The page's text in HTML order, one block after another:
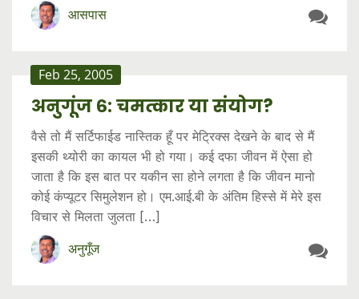
आसपास
Feb 25, 2005
अनुगूंज ६: चमत्कार या संयोग?
वैसे तो मैं सर्टिफाईड नास्तिक हूँ पर मेट्रिक्स देखने के बाद से मैं
इसकी थ्योरी का कायल भी हो गया। कई दफा जीवन में ऐसा हो
जाता है कि इस बात पर यकीन सा होने लगता है कि जीवन मानो
कोई कंप्यूटर सिमुलेशन हो। एम.आई.बी के अंतिम हिस्से में मेरे इस
विचार से मिलता जुलता […]
अनुगूँज